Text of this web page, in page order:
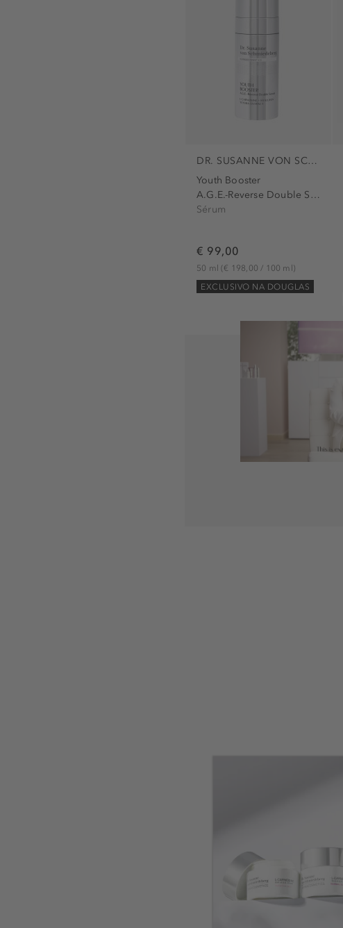
DR. SUSANNE VON SCHMIEDEBERG
Youth Booster
A.G.E.-Reverse Double Serum
Sérum
€ 99,00
50 ml(€ 198,00 / 100 ml)
EXCLUSIVO NA DOUGLAS